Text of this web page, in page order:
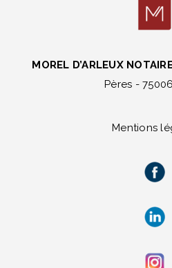
MOREL D’ARLEUX
Pères -
Mentions